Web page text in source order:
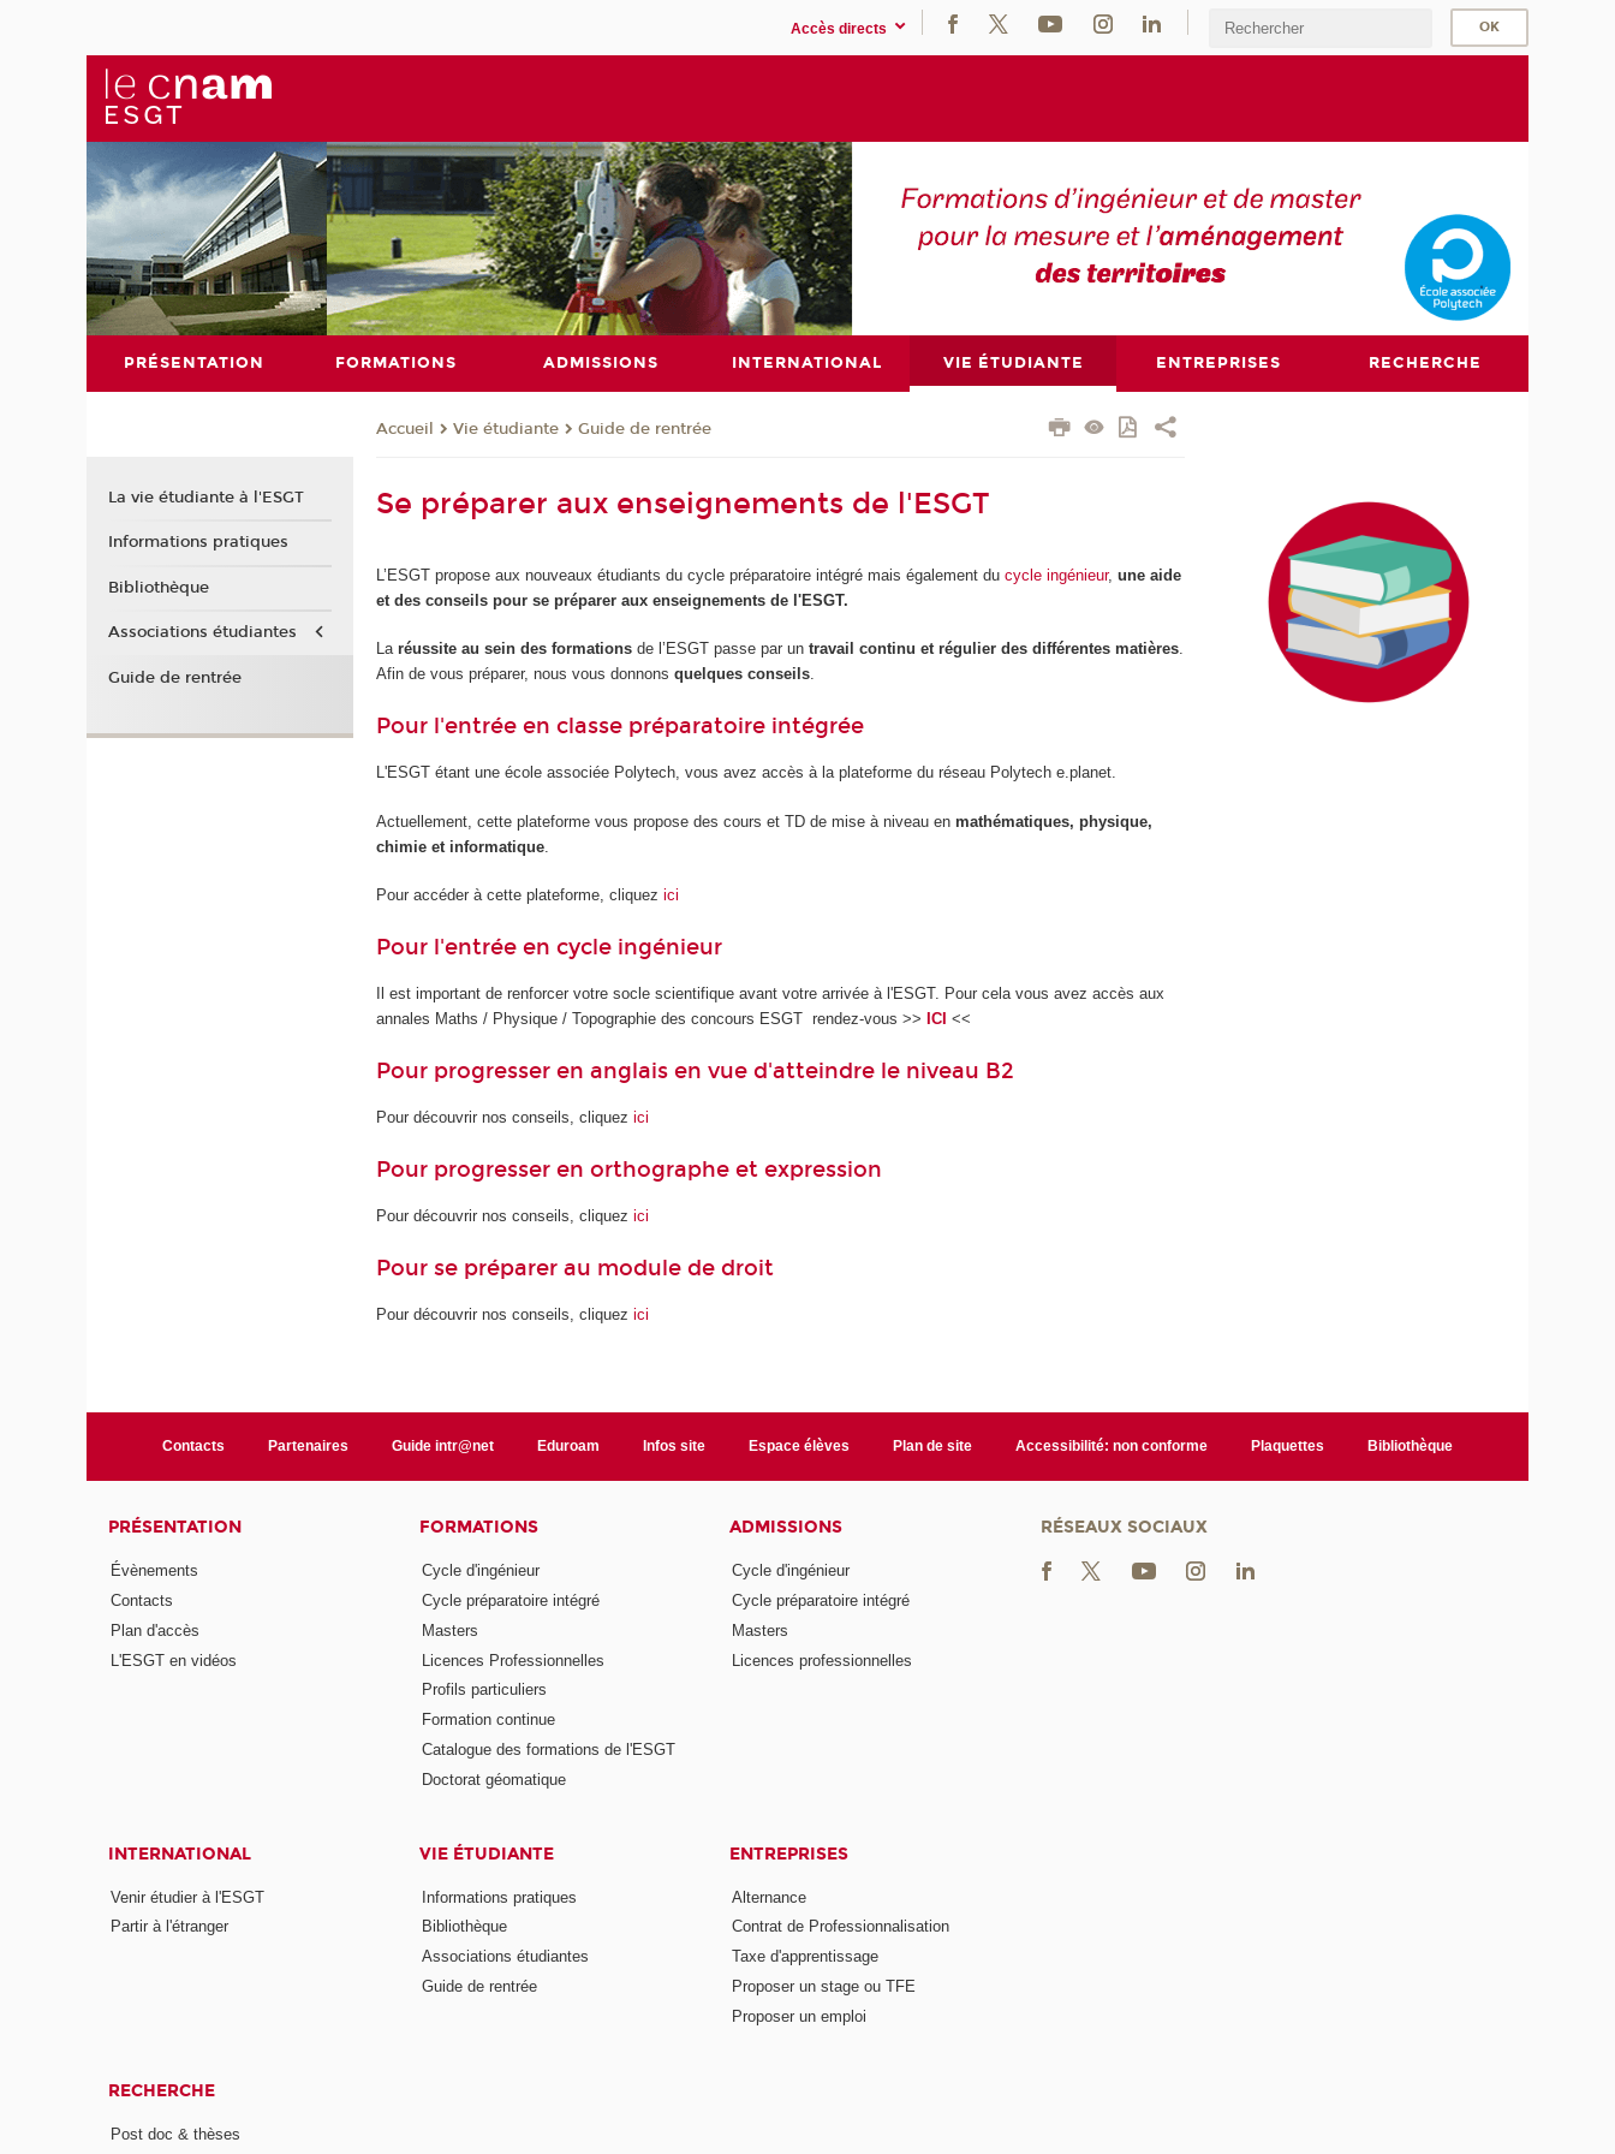
Accès directs
PRÉSENTATION FORMATIONS ADMISSIONS INTERNATIONAL VIE ÉTUDIANTE ENTREPRISES RECHERCHE
Accueil Vie étudiante Guide de rentrée
Se préparer aux enseignements de l'ESGT
L’ESGT propose aux nouveaux étudiants du cycle préparatoire intégré mais également ducycle ingénieur,une aide
et des conseils pour se préparer aux enseignements de l'ESGT.
Laréussite au sein des formations de l’ESGT passe par untravail continu et régulier des différentes matières.
Afin de vous préparer, nous vous donnonsquelques conseils.
Pour l'entrée en classe préparatoire intégrée
L'ESGT étant une école associée Polytech, vous avez accès à la plateforme du réseau Polytech e.planet.
Actuellement, cette plateforme vous propose des cours et TD de mise à niveau enmathématiques, physique,
chimie et informatique
Pour accéder à cette plateforme, cliquezici
Pour l'entrée en cycle ingénieur
Il est important de renforcer votre socle scientifique avant votre arrivée à l'ESGT. Pour cela vous avez accès aux
annales Maths / Physique / Topographie des concours ESGT rendez-vous >> ICI<<
Pour progresser en anglais en vue d'atteindre le niveau B2
Pour découvrir nos conseils, cliquezici
Pour progresser en orthographe et expression
Pour découvrir nos conseils, cliquezici
Pour se préparer au module de droit
Pour découvrir nos conseils, cliquezici
La vie étudiante à l'ESGT
Informations pratiques
Bibliothèque
Associations étudiantes
Guide de rentrée
Contacts Partenaires Guide intr@net Eduroam Infos site Espace élèves Plan de site Accessibilité: non conforme Plaquettes Bibliothèque
PRÉSENTATION
Évènements
Contacts
Plan d'accès
L'ESGT en vidéos
FORMATIONS
Cycle d'ingénieur
Cycle préparatoire intégré
Masters
Licences Professionnelles
Profils particuliers
Formation continue
Catalogue des formations de l'ESGT
Doctorat géomatique
ADMISSIONS
Cycle d'ingénieur
Cycle préparatoire intégré
Masters
Licences professionnelles
INTERNATIONAL
Venir étudier à l'ESGT
Partir à l'étranger
VIE ÉTUDIANTE
Informations pratiques
Bibliothèque
Associations étudiantes
Guide de rentrée
ENTREPRISES
Alternance
Contrat de Professionnalisation
Taxe d'apprentissage
Proposer un stage ou TFE
Proposer un emploi
RECHERCHE
Post doc & thèses
RÉSEAUX SOCIAUX